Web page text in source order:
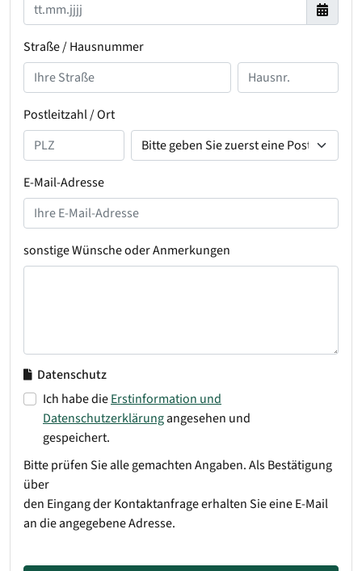
Straße / Hausnummer
Postleitzahl / Ort
E-Mail-Adresse
sonstige Wünsche oder Anmerkungen
Datenschutz
Ich habe dieErstinformation und
Datenschutzerklärungangesehen und
gespeichert.
Bitte prüfen Sie alle gemachten Angaben. Als Bestätigung
über
den Eingang der Kontaktanfrage erhalten Sie eine E-Mail
an die angegebene Adresse.